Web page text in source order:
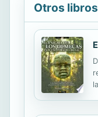
Otros